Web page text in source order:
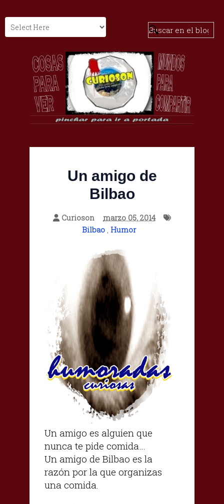
Un amigo de
Bilbao
Curioson
marzo 05, 2014
Bilbao , Humor
Un amigo es alguien que
nunca te pide comida…
Un amigo de Bilbao es la
razón por la que organizas
una comida.